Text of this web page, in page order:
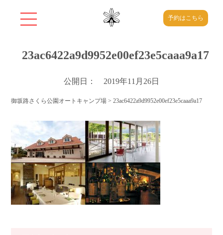
予約はこちら
23ac6422a9d9952e00ef23e5caaa9a17
公開日： 2019年11月26日
御坂路さくら公園オートキャンプ場 >23ac6422a9d9952e00ef23e5caaa9a17